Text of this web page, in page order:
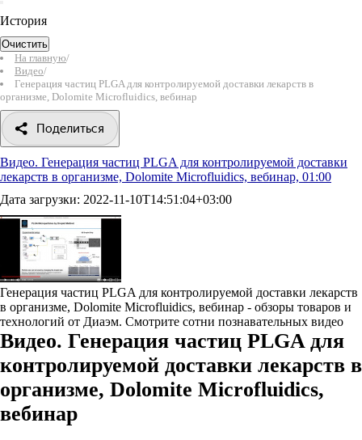
История
Очистить
На главную/
Видео/
Генерация частиц PLGA для контролируемой доставки лекарств в
организме, Dolomite Microfluidics, вебинар
Поделиться
Видео. Генерация частиц PLGA для контролируемой доставки
лекарств в организме, Dolomite Microfluidics, вебинар, 01:00
Дата загрузки: 2022-11-10T14:51:04+03:00
Генерация частиц PLGA для контролируемой доставки лекарств
в организме, Dolomite Microfluidics, вебинар - обзоры товаров и
технологий от Диаэм. Смотрите сотни познавательных видео
Видео. Генерация частиц PLGA для
контролируемой доставки лекарств в
организме, Dolomite Microfluidics,
вебинар